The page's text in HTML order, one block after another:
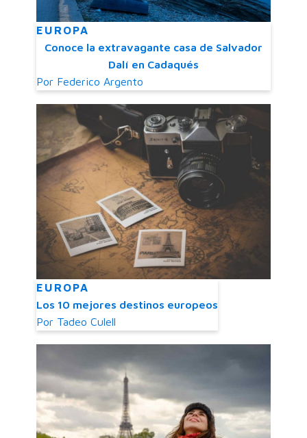
EUROPA
Conoce la extravagante casa de Salvador
Dalí en Cadaqués
Por Federico Argento
EUROPA
Los 10 mejores destinos europeos
Por Tadeo Culell